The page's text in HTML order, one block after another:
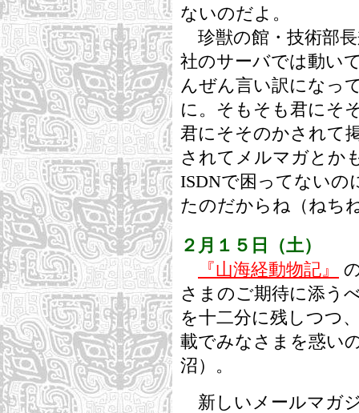
ないのだよ。
珍獣の館・技術部
社のサーバでは動い
んぜん言い訳になっ
に。そもそも君にそ
君にそそのかされて
されてメルマガとか
ISDNで困ってないの
たのだからね（ねち
２月１５日（土）
『山海経動物記』
さまのご期待に添う
を十二分に残しつつ
載でみなさまを惑い
沼）。
新しいメールマガ